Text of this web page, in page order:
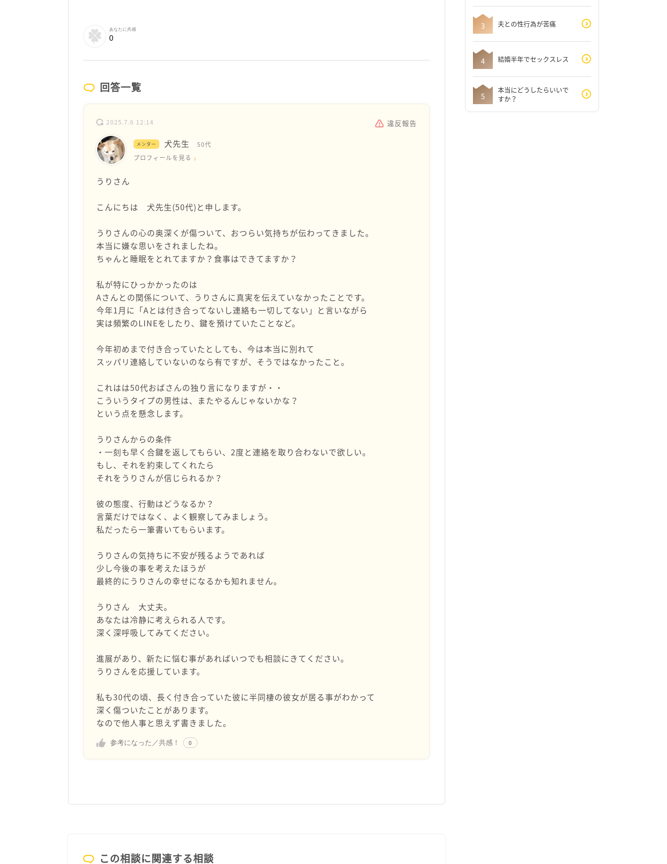
あなたに共感
0
回答一覧
2025.7.6 12:14 違反報告
メンター 犬先生
50代
プロフィールを見る
うりさん
こんにちは 犬先生(50代)と申します。
うりさんの心の奥深くが傷ついて、おつらい気持ちが伝わってきました。
本当に嫌な思いをされましたね。
ちゃんと睡眠をとれてますか？食事はできてますか？
私が特にひっかかったのは
Aさんとの関係について、うりさんに真実を伝えていなかったことです。
今年1月に「Aとは付き合ってないし連絡も一切してない」と言いながら
実は頻繁のLINEをしたり、鍵を預けていたことなど。
今年初めまで付き合っていたとしても、今は本当に別れて
スッパリ連絡していないのなら有ですが、そうではなかったこと。
これはは50代おばさんの独り言になりますが・・
こういうタイプの男性は、またやるんじゃないかな？
という点を懸念します。
うりさんからの条件
・一刻も早く合鍵を返してもらい、2度と連絡を取り合わないで欲しい。
もし、それを約束してくれたら
それをうりさんが信じられるか？
彼の態度、行動はどうなるか？
言葉だけではなく、よく観察してみましょう。
私だったら一筆書いてもらいます。
うりさんの気持ちに不安が残るようであれば
少し今後の事を考えたほうが
最終的にうりさんの幸せになるかも知れません。
うりさん 大丈夫。
あなたは冷静に考えられる人です。
深く深呼吸してみてください。
進展があり、新たに悩む事があればいつでも相談にきてください。
うりさんを応援しています。
私も30代の頃、長く付き合っていた彼に半同棲の彼女が居る事がわかって
深く傷ついたことがあります。
なので他人事と思えず書きました。
参考になった／共感！ 0
この相談に関連する相談
夫との性行為が苦痛
結婚半年でセックスレス
本当にどうしたらいいで
すか？